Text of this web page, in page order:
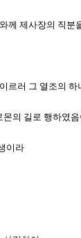
께 제사장의 직분
르러 그 열조의
몬의 길로 행하였
이라